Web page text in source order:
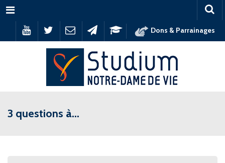
Menu
Dons & Parrainages
3 questions à...